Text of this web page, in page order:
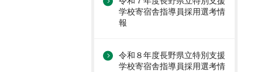
学校寄宿舎指導員採用選考情
報
令和８年度長野県立特別支援
学校寄宿舎指導員採用選考情